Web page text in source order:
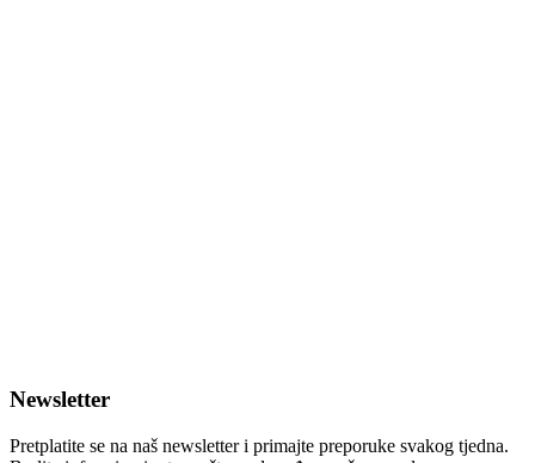
Newsletter
Pretplatite se na naš newsletter i primajte preporuke svakog tjedna.